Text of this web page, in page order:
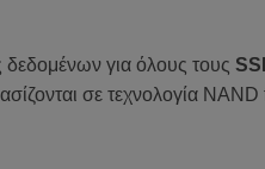
δεδομένων για όλους τους
σε τεχνολογία